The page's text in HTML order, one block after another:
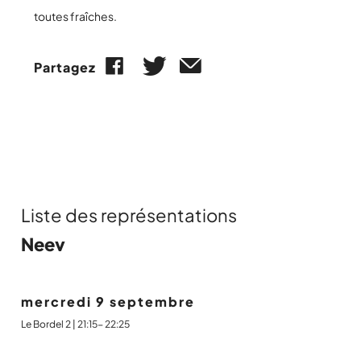
toutes fraîches.
Partagez
Liste des représentations
Neev
mercredi 9 septembre
Le Bordel 2 | 21:15- 22:25